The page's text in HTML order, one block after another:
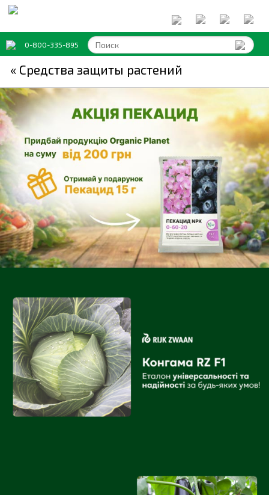
0-800-335-895
« Средства защиты растений